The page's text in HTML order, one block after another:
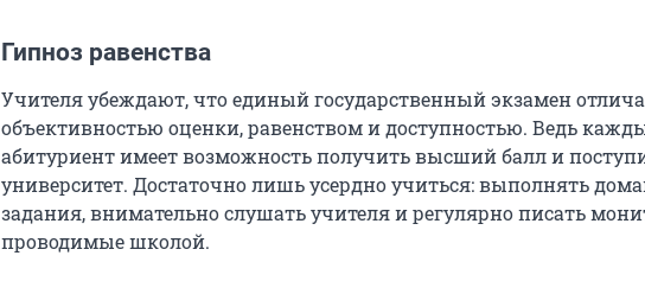
Гипноз равенства
Учителя убеждают, что единый государственный экзамен
объективностью оценки, равенством и доступностью. Ведь
абитуриент имеет возможность получить высший балл и
университет. Достаточно лишь усердно учиться: выполнять
задания, внимательно слушать учителя и регулярно писать
проводимые школой.